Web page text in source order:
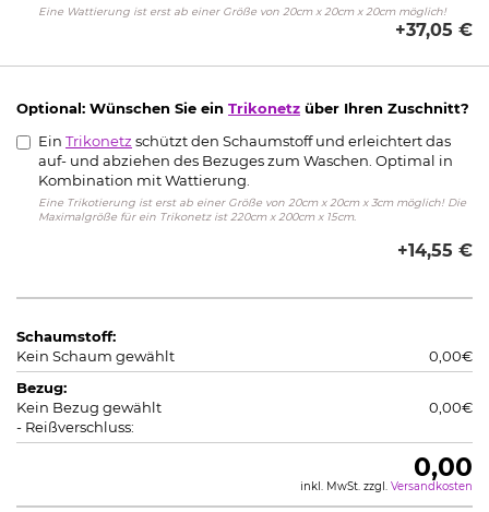
Eine Wattierung ist erst ab einer Größe von 20cm x 20cm x 20cm möglich!
+37,05 €
Optional: Wünschen Sie ein Trikonetz über Ihren Zuschnitt?
Ein Trikonetz schützt den Schaumstoff und erleichtert das
auf- und abziehen des Bezuges zum Waschen. Optimal in
Kombination mit Wattierung.
Eine Trikotierung ist erst ab einer Größe von 20cm x 20cm x 3cm möglich! Die
Maximalgröße für ein Trikonetz ist 220cm x 200cm x 15cm.
+14,55 €
Schaumstoff:
Kein Schaum gewählt
0,00€
Bezug:
Kein Bezug gewählt
0,00€
- Reißverschluss:
0,00
inkl. MwSt. zzgl. Versandkosten